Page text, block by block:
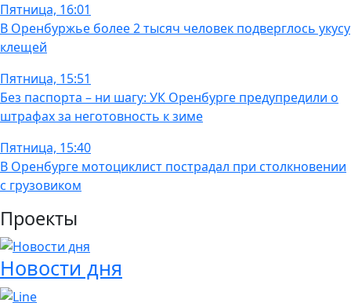
Пятница, 16:01
В Оренбуржье более 2 тысяч человек подверглось укусу
клещей
Пятница, 15:51
Без паспорта – ни шагу: УК Оренбурге предупредили о
штрафах за неготовность к зиме
Пятница, 15:40
В Оренбурге мотоциклист пострадал при столкновении
с грузовиком
Проекты
Новости дня